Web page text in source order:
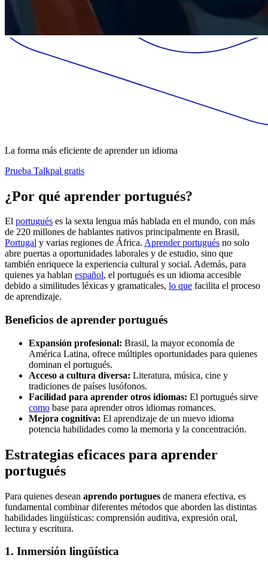
La forma más eficiente de aprender un idioma
Prueba Talkpal gratis
¿Por qué aprender portugués?
El portugués es la sexta lengua más hablada en el mundo, con más
de 220 millones de hablantes nativos principalmente en Brasil,
Portugal y varias regiones de África. Aprender portugués no solo
abre puertas a oportunidades laborales y de estudio, sino que
también enriquece la experiencia cultural y social. Además, para
quienes ya hablan español, el portugués es un idioma accesible
debido a similitudes léxicas y gramaticales, lo que facilita el proceso
de aprendizaje.
Beneficios de aprender portugués
Expansión profesional: Brasil, la mayor economía de
América Latina, ofrece múltiples oportunidades para quienes
dominan el portugués.
Acceso a cultura diversa: Literatura, música, cine y
tradiciones de países lusófonos.
Facilidad para aprender otros idiomas: El portugués sirve
como base para aprender otros idiomas romances.
Mejora cognitiva: El aprendizaje de un nuevo idioma
potencia habilidades como la memoria y la concentración.
Estrategias eficaces para aprender
portugués
Para quienes desean aprendo portugues de manera efectiva, es
fundamental combinar diferentes métodos que aborden las distintas
habilidades lingüísticas: comprensión auditiva, expresión oral,
lectura y escritura.
1. Inmersión lingüística